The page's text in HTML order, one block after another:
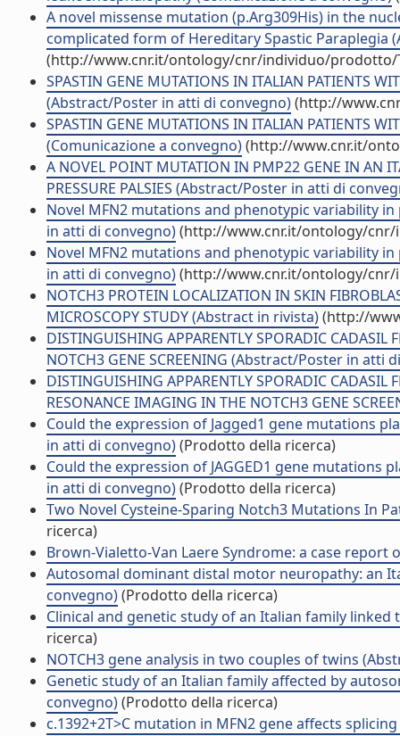
A novel missense mutation (p.Arg309His) in the
complicated form of Hereditary Spastic Paraplegia
(http://www.cnr.it/ontology/cnr/individuo/prodotto/
SPASTIN GENE MUTATIONS IN ITALIAN PATIENTS
(Abstract/Poster in atti di convegno)(http://
SPASTIN GENE MUTATIONS IN ITALIAN PATIENTS
(Comunicazione a convegno)(http://www.cnr.it/
A NOVEL POINT MUTATION IN PMP22 GENE IN AN
PRESSURE PALSIES (Abstract/Poster in atti di
Novel MFN2 mutations and phenotypic variability
in atti di convegno)(http://www.cnr.it/ontology/
Novel MFN2 mutations and phenotypic variability
in atti di convegno)(http://www.cnr.it/ontology/
NOTCH3 PROTEIN LOCALIZATION IN SKIN
MICROSCOPY STUDY (Abstract in rivista)(http://
DISTINGUISHING APPARENTLY SPORADIC CADASIL
NOTCH3 GENE SCREENING (Abstract/Poster in atti
DISTINGUISHING APPARENTLY SPORADIC CADASIL
RESONANCE IMAGING IN THE NOTCH3 GENE
Could the expression of Jagged1 gene mutations
in atti di convegno)(Prodotto della ricerca)
Could the expression of JAGGED1 gene mutations
in atti di convegno)(Prodotto della ricerca)
Two Novel Cysteine-Sparing Notch3 Mutations In
ricerca)
Brown-Vialetto-Van Laere Syndrome: a case
Autosomal dominant distal motor neuropathy: an
convegno)(Prodotto della ricerca)
Clinical and genetic study of an Italian family
ricerca)
NOTCH3 gene analysis in two couples of twins
Genetic study of an Italian family affected by
convegno)(Prodotto della ricerca)
c.1392+2T>C mutation in MFN2 gene affects